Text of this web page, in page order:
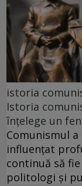
istoria
Istoria
înțelege un
Comunismul
influențat
continuă să
politologi și